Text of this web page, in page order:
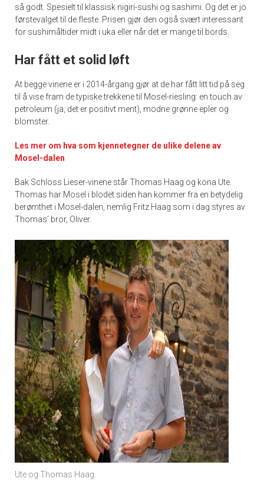
så godt. Spesielt til klassisk nigiri-sushi og sashimi. Og det er jo
førstevalget til de fleste. Prisen gjør den også svært interessant
for sushimåltider midt i uka eller når det er mange til bords.
Har fått et solid løft
At begge vinene er i 2014-årgang gjør at de har fått litt tid på seg
til å vise fram de typiske trekkene til Mosel-riesling: en touch av
petroleum (ja, det er positivt ment), modne grønne epler og
blomster.
Les mer om hva som kjennetegner de ulike delene av
Mosel-dalen
Bak Schloss Lieser-vinene står Thomas Haag og kona Ute.
Thomas har Mosel i blodet siden han kommer fra en betydelig
berømthet i Mosel-dalen, nemlig Fritz Haag som i dag styres av
Thomas’ bror, Oliver.
Ute og Thomas Haag.